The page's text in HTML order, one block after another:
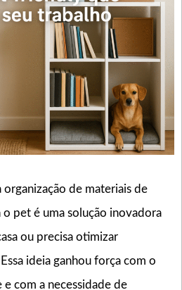
organização de materiais de
pet é uma solução inovadora
ou precisa otimizar
ideia ganhou força com o
com a necessidade de